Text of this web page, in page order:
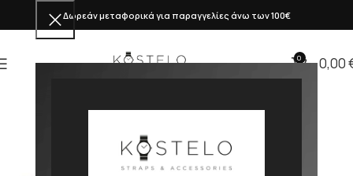
Δωρεάν μεταφορικά για παραγγελίες άνω των 100€
0 0,00